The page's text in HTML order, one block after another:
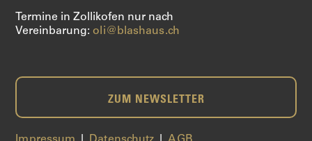
Termine in Zollikofen nur nach
Vereinbarung: oli@blashaus.ch
ZUM NEWSLETTER